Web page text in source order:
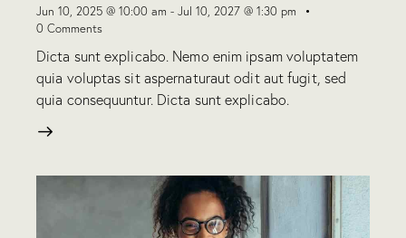
Jun 10, 2025 @ 10:00 am - Jul 10, 2027 @ 1:30 pm
0 Comments
Dicta sunt explicabo. Nemo enim ipsam voluptatem
quia voluptas sit aspernaturaut odit aut fugit, sed
quia consequuntur. Dicta sunt explicabo.